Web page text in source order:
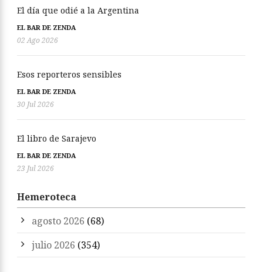
El día que odié a la Argentina
EL BAR DE ZENDA
02 Ago 2026
Esos reporteros sensibles
EL BAR DE ZENDA
30 Jul 2026
El libro de Sarajevo
EL BAR DE ZENDA
23 Jul 2026
Hemeroteca
agosto 2026 (68)
julio 2026 (354)